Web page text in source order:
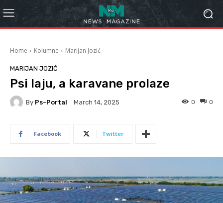
Home Kolumne Marijan Jozić
MARIJAN JOZIĆ
Psi laju, a karavane prolaze
By Ps-Portal March 14, 2025 0
0
Facebook Twitter